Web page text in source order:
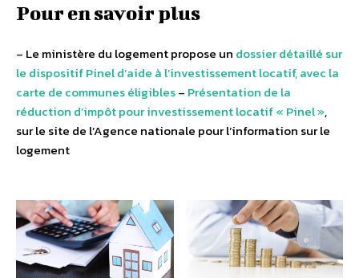
Pour en savoir plus
– Le ministère du logement propose un dossier détaillé sur
le dispositif Pinel d’aide à l’investissement locatif, avec la
carte de communes éligibles– Présentation de la
réduction d’impôt pour investissement locatif « Pinel »,
sur le site de l’Agence nationale pour l’information sur le
logement